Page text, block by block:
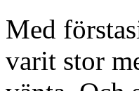
Med
varit stor